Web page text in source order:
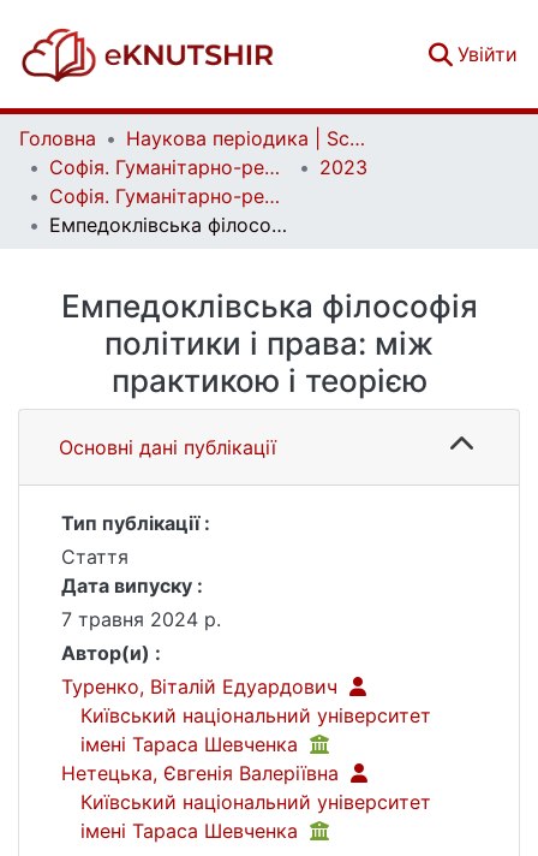
Увійти
Головна
Наукова періодика | Scientific periodicals
Софія. Гуманітарно-релігієзнавчий вісник | Sophia. Human and Religious Studies Bulletin
2023
Софія. Гуманітарно-релігієзнавчий вісник. № 2 (22)
Емпедоклівська філософія політики і права: між практикою і теорією
Емпедоклівська філософія
політики і права: між
практикою і теорією
Основні дані публікації
Тип публікації :
Стаття
Дата випуску :
7 травня 2024 р.
Автор(и) :
Туренко, Віталій Едуардович
Київський національний університет
імені Тараса Шевченка
Нетецька, Євгенія Валеріївна
Київський національний університет
імені Тараса Шевченка